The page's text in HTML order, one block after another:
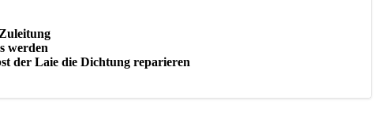
werden
der Laie die Dichtung reparieren